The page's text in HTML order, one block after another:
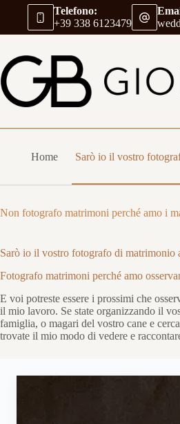
contenuto
Telefono:
+39 338 6123479
Home Sarò io il vostro
Non fotografo matrimoni perché amo i
Sarò io il vostro fotografo di matrimonio
Fotografo matrimoni perché amo
E voi potreste essere i prossimi che
il mio lavoro. Se state organizzando il
famiglia, o magari del vostro cane e
trovate il mio modo di vedere e